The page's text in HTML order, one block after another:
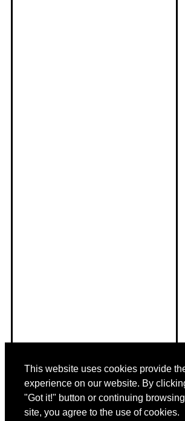
This website uses cookies provide
experience on our website. By
"Got it!" button or continuing
site, you agree to the use of cookies.
其他語言: